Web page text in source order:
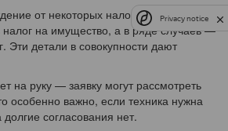
от некоторых налогов. Лизинг
налог на имущество, а в ряде случаев —
Эти детали в совокупности дают
на руку — заявку могут рассмотреть
особенно важно, если техника нужна
согласования нет.
Privacy notice